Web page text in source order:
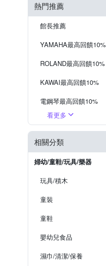
熱門推薦
館長推薦
YAMAHA最高回饋10%
ROLAND最高回饋10%
KAWAI最高回饋10%
電鋼琴最高回饋10%
吉他/貝斯最高回饋10%
效果器最高回饋10%
錄音設備最高回饋10%
控制鍵盤最高回饋10%
其他配件最高回饋10%
看更多
相關分類
婦幼/童鞋/玩具/樂器
玩具/積木
童裝
童鞋
嬰幼兒食品
濕巾/清潔/保養